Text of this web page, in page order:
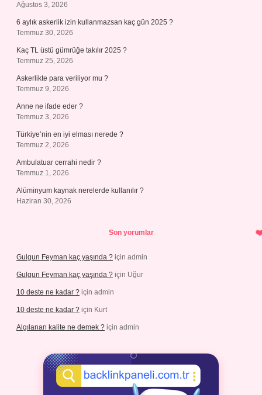
Ağustos 3, 2026
6 aylık askerlik izin kullanmazsan kaç gün 2025 ?
Temmuz 30, 2026
Kaç TL üstü gümrüğe takılır 2025 ?
Temmuz 25, 2026
Askerlikte para veriliyor mu ?
Temmuz 9, 2026
Anne ne ifade eder ?
Temmuz 3, 2026
Türkiye’nin en iyi elması nerede ?
Temmuz 2, 2026
Ambulatuar cerrahi nedir ?
Temmuz 1, 2026
Alüminyum kaynak nerelerde kullanılır ?
Haziran 30, 2026
Son yorumlar
Gulgun Feyman kaç yaşında ? için admin
Gulgun Feyman kaç yaşında ? için Uğur
10 deste ne kadar ? için admin
10 deste ne kadar ? için Kurt
Algılanan kalite ne demek ? için admin